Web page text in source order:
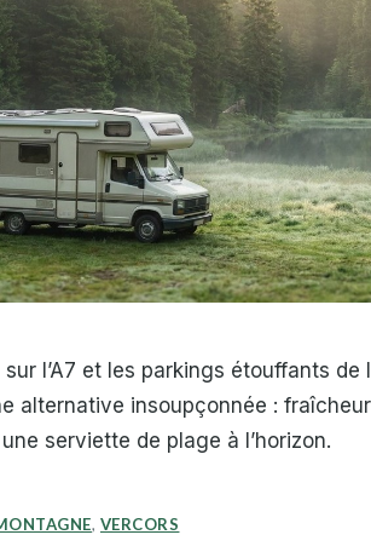
l’A7 et les parkings étouffants
alternative insoupçonnée :
serviette de plage à l’horizon.
, VERCORS